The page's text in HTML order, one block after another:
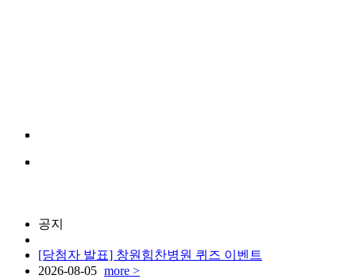
공지
[당첨자 발표] 창원힘찬병원 퀴즈 이벤트
2026-08-05 more >